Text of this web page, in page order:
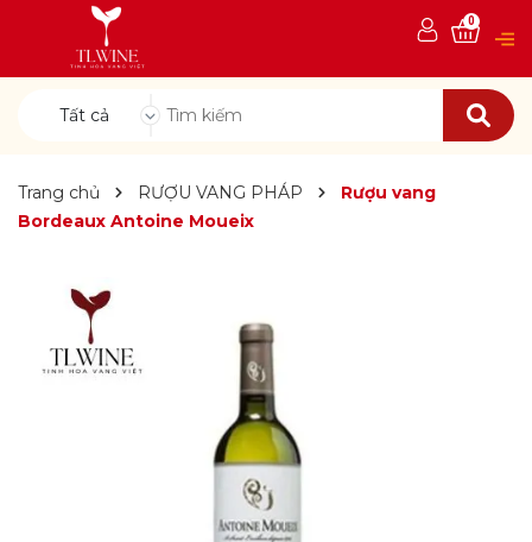
Tất cả
0
Trang chủ RƯỢU VANG PHÁP
Rượu vang
Bordeaux Antoine Moueix